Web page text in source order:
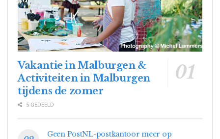
Vakantie in Malburgen &
Activiteiten in Malburgen
tijdens de zomer
5 GEDEELD
Geen PostNL-postkantoor meer op